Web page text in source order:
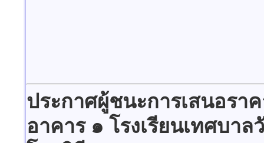
ประกาศผู้ชนะการเสนอรา
อาคาร ๑ โรงเรียนเทศบ